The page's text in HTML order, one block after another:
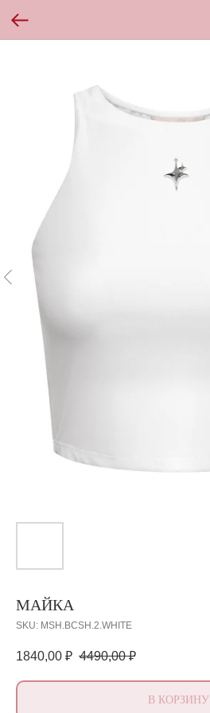
МАЙКА
SKU: MSH.BCSH.2.WHITE
1840,00 ₽ 4490,00 ₽
В КОРЗИНУ